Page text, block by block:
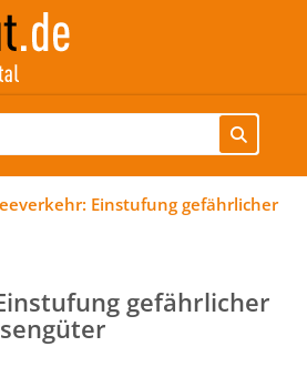
Einstufung gefährlicher
gefährlicher